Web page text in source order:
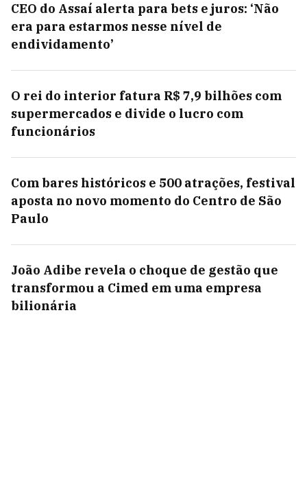
CEO do Assaí alerta para bets e juros: ‘Não
era para estarmos nesse nível de
endividamento’
O rei do interior fatura R$ 7,9 bilhões com
supermercados e divide o lucro com
funcionários
Com bares históricos e 500 atrações, festival
aposta no novo momento do Centro de São
Paulo
João Adibe revela o choque de gestão que
transformou a Cimed em uma empresa
bilionária